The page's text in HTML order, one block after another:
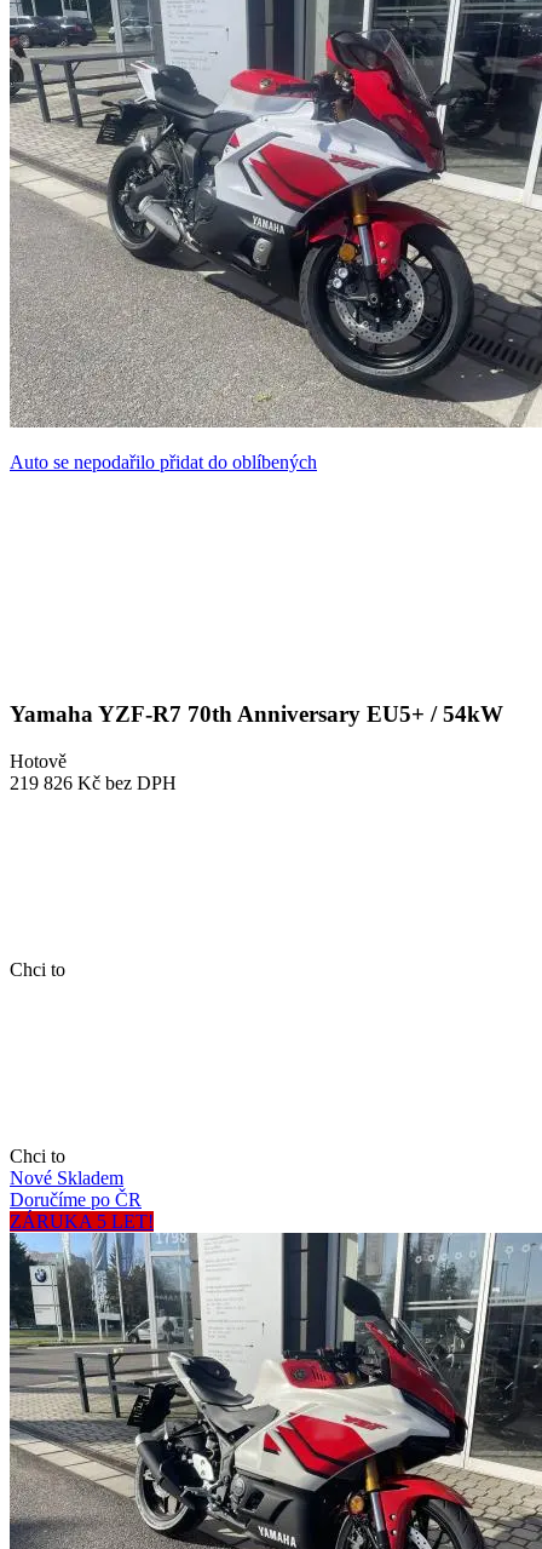
Auto se nepodařilo přidat do oblíbených
Yamaha YZF-R7 70th Anniversary EU5+ / 54kW
Hotově
219 826 Kč bez DPH
Chci to
Chci to
Nové Skladem
Doručíme po ČR
ZÁRUKA 5 LET!